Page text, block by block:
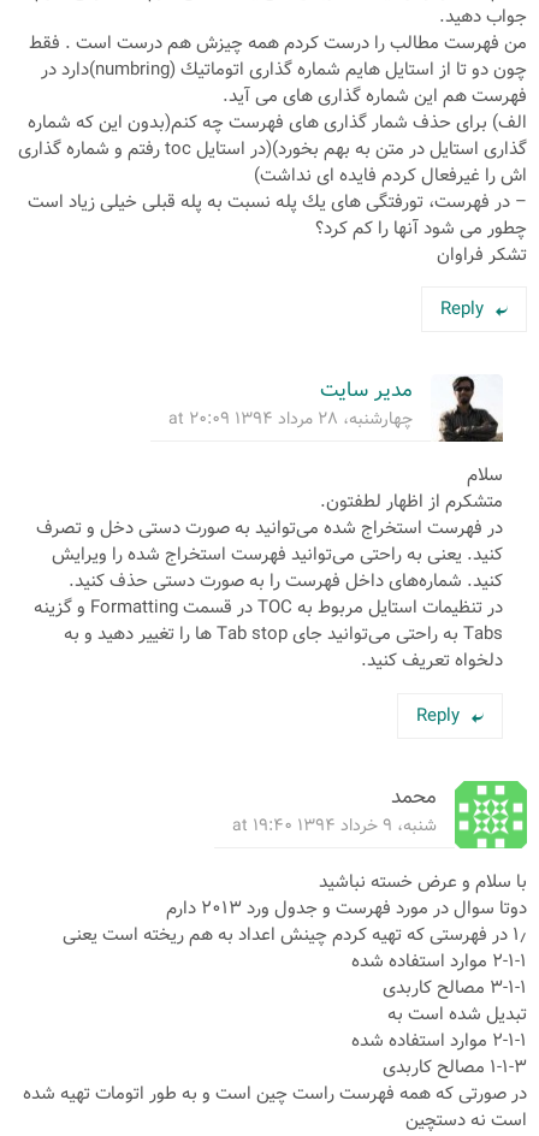
جواب دهید.
من فهرست مطالب را درست كردم همه چیزش هم درست است . فقط
چون دو تا از استایل هایم شماره گذاری اتوماتیك (numbring)دارد در
فهرست هم این شماره گذاری های می آید.
الف) برای حذف شمار گذاری های فهرست چه كنم(بدون این كه شماره
گذاری استایل در متن به بهم بخورد)(در استایل toc رفتم و شماره گذاری
اش را غیرفعال كردم فایده ای نداشت)
– در فهرست، تورفتگی های یك پله نسبت به پله قبلی خیلی زیاد است
چطور می شود آنها را كم كرد؟
تشكر فراوان
Reply
مدیر سایت
چهارشنبه، ۲۸ مرداد ۱۳۹۴ at ۲۰:۰۹
سلام
متشکرم از اظهار لطفتون.
در فهرست استخراج شده می‌توانید به صورت دستی دخل و تصرف
کنید. یعنی به راحتی می‌توانید فهرست استخراج شده را ویرایش
کنید. شماره‌های داخل فهرست را به صورت دستی حذف کنید.
در تنظیمات استایل مربوط به TOC در قسمت Formatting و گزینه
Tabs به راحتی می‌توانید جای Tab stop ها را تغییر دهید و به
دلخواه تعریف کنید.
Reply
محمد
شنبه، ۹ خرداد ۱۳۹۴ at ۱۹:۴۰
با سلام و عرض خسته نباشید
دوتا سوال در مورد فهرست و جدول ورد ۲۰۱۳ دارم
۱٫ در فهرستی که تهیه کردم چینش اعداد به هم ریخته است یعنی
۲-۱-۱ موارد استفاده شده
۳-۱-۱ مصالح کاربدی
تبدیل شده است به
۲-۱-۱ موارد استفاده شده
۱-۱-۳ مصالح کاربدی
در صورتی که همه فهرست راست چین است و به طور اتومات تهیه شده
است نه دستچین